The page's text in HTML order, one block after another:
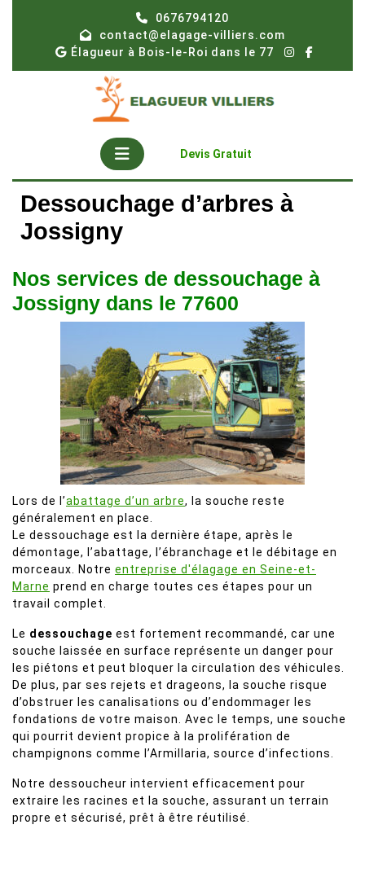
0676794120
contact@elagage-villiers.com
Élagueur à Bois-le-Roi dans le 77
Open
Button
Devis Gratuit
Dessouchage d’arbres à
Jossigny
Nos services de dessouchage à
Jossigny dans le 77600
Lors de l’abattage d’un arbre, la souche reste
généralement en place.
Le dessouchage est la dernière étape, après le
démontage, l’abattage, l’ébranchage et le débitage en
morceaux. Notre entreprise d'élagage en Seine-et-
Marne prend en charge toutes ces étapes pour un
travail complet.
Le dessouchage est fortement recommandé, car une
souche laissée en surface représente un danger pour
les piétons et peut bloquer la circulation des véhicules.
De plus, par ses rejets et drageons, la souche risque
d’obstruer les canalisations ou d’endommager les
fondations de votre maison. Avec le temps, une souche
qui pourrit devient propice à la prolifération de
champignons comme l’Armillaria, source d’infections.
Notre dessoucheur intervient efficacement pour
extraire les racines et la souche, assurant un terrain
propre et sécurisé, prêt à être réutilisé.